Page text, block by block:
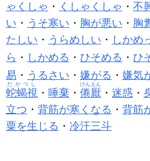
ゃくしゃ ・ くしゃくしゃ ・ 不
い ・ うそ寒い ・ 胸が悪い ・ 胸
たしい ・ うらめしい ・ しかめ
ら ・ しかめる ・ ひそめる ・ ひ
易 ・ うるさい ・ 嫌がる ・ 嫌気
蛇蝎視
だかつし
・ 唾棄 ・ 倦厭
けんえん
・ 迷惑 ・
立つ ・ 背筋が寒くなる ・ 背筋
粟を生じる ・ 冷汗三斗